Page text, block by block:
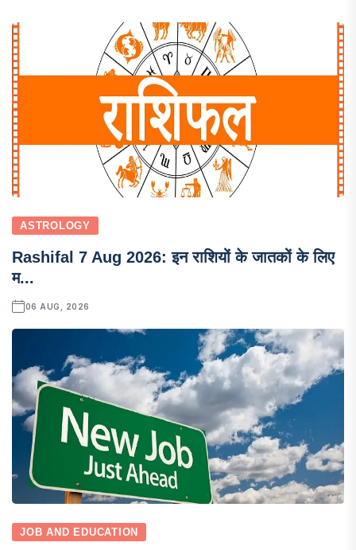
ASTROLOGY
Rashifal 7 Aug 2026: इन राशियों के जातकों के लिए
म...
06 AUG, 2026
JOB AND EDUCATION